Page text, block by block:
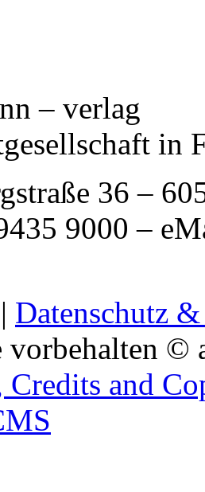
– verlag
in
36 –
9000 –
| Datenschutz
vorbehalten ©
and